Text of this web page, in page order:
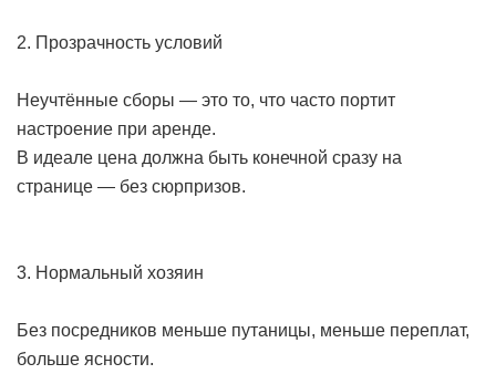
2. Прозрачность условий
Неучтённые сборы — это то, что часто портит
настроение при аренде.
В идеале цена должна быть конечной сразу на
странице — без сюрпризов.
3. Нормальный хозяин
Без посредников меньше путаницы, меньше переплат,
больше ясности.